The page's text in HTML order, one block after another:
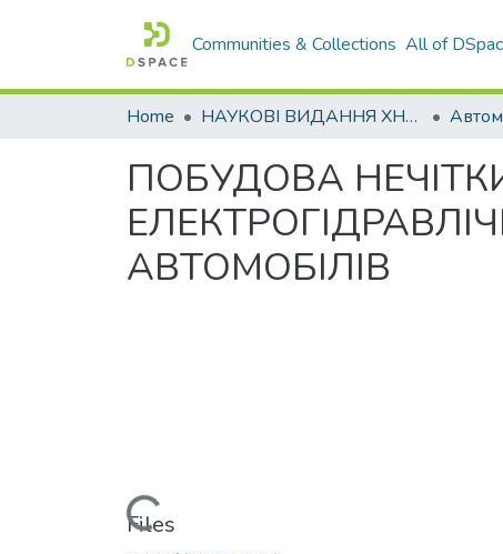
Communities & Collections All of
Home НАУКОВІ ВИДАННЯ ХНАДУ
ПОБУДОВА
АВТОМОБІЛІВ
Loading...
Files